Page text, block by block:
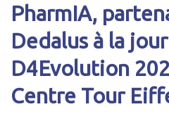
PharmIA,
Dedalus à la
D4Evolution
Centre Tour